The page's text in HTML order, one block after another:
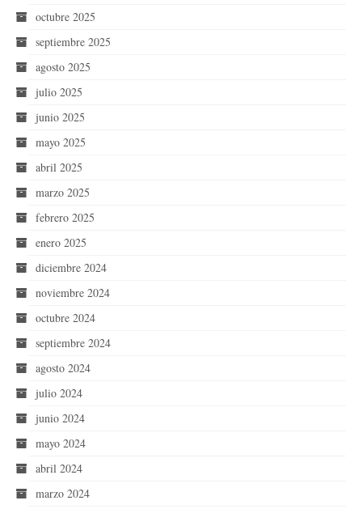
octubre 2025
septiembre 2025
agosto 2025
julio 2025
junio 2025
mayo 2025
abril 2025
marzo 2025
febrero 2025
enero 2025
diciembre 2024
noviembre 2024
octubre 2024
septiembre 2024
agosto 2024
julio 2024
junio 2024
mayo 2024
abril 2024
marzo 2024